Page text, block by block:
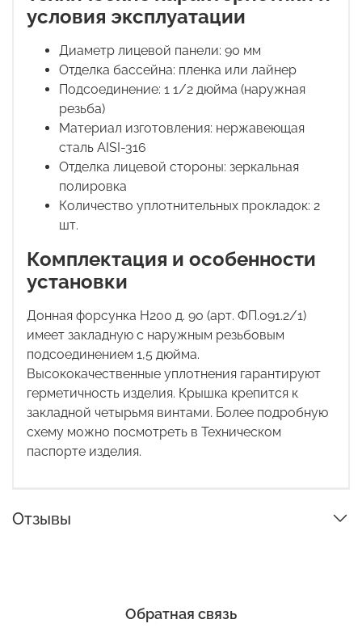
условия эксплуатации
Диаметр лицевой панели: 90 мм
Отделка бассейна: пленка или лайнер
Подсоединение: 1 1/2 дюйма (наружная
резьба)
Материал изготовления: нержавеющая
сталь AISI-316
Отделка лицевой стороны: зеркальная
полировка
Количество уплотнительных прокладок: 2
шт.
Комплектация и особенности
установки
Донная форсунка Н200 д. 90 (арт. ФП.091.2/1)
имеет закладную с наружным резьбовым
подсоединением 1,5 дюйма.
Высококачественные уплотнения гарантируют
герметичность изделия. Крышка крепится к
закладной четырьмя винтами. Более подробную
схему можно посмотреть в Техническом
паспорте изделия.
Отзывы
Обратная связь